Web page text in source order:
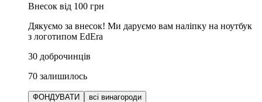
Внесок від 100 грн
Дякуємо за внесок! Ми даруємо вам наліпку на ноутбук
з логотипом EdEra
30 доброчинців
70 залишилось
ФОНДУВАТИ всі винагороди